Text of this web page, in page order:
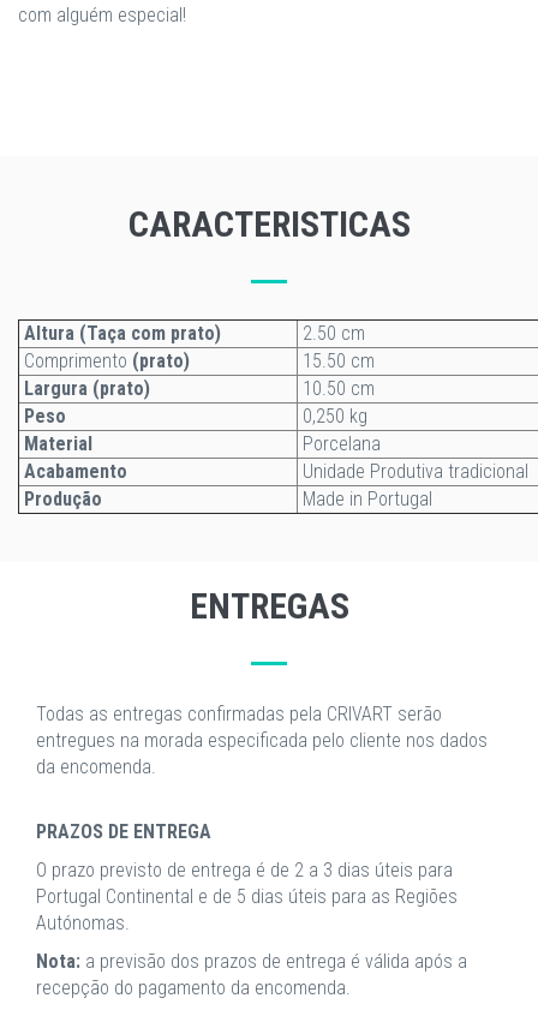
com alguém especial!
CARACTERISTICAS
Altura (Taça com prato)
2.50 cm
Comprimento (prato)
15.50 cm
Largura (prato)
10.50 cm
Peso
0,250 kg
Material
Porcelana
Acabamento
Unidade Produtiva tradicional
Produção
Made in Portugal
ENTREGAS
Todas as entregas confirmadas pela CRIVART serão
entregues na morada especificada pelo cliente nos dados
da encomenda.
PRAZOS DE ENTREGA
O prazo previsto de entrega é de 2 a 3 dias úteis para
Portugal Continental e de 5 dias úteis para as Regiões
Autónomas.
Nota: a previsão dos prazos de entrega é válida após a
recepção do pagamento da encomenda.